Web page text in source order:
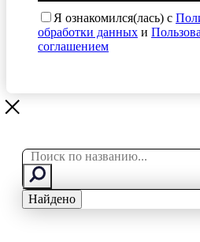
Я ознакомился(лась) с
обработки данных и
соглашением
Search
Найдено